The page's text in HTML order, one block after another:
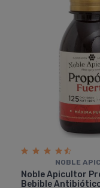
NOBLE
Noble Apicultor
Bebible